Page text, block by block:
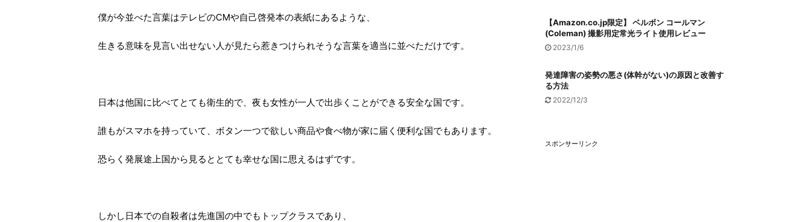
僕が今並べた言葉はテレビのCMや自己啓発本の表紙にあるような、
生きる意味を見言い出せない人が見たら惹きつけられそうな言葉を適当に並べただけです。
日本は他国に比べてとても衛生的で、夜も女性が一人で出歩くことができる安全な国です。
誰もがスマホを持っていて、ボタン一つで欲しい商品や食べ物が家に届く便利な国でもあります。
恐らく発展途上国から見るととても幸せな国に思えるはずです。
しかし日本での自殺者は先進国の中でもトップクラスであり、
【Amazon.co.jp限定】 ベルボン コールマン
(Coleman) 撮影用定常光ライト使用レビュー
2023/1/6
発達障害の姿勢の悪さ(体幹がない)の原因と改善す
る方法
2022/12/3
スポンサーリンク